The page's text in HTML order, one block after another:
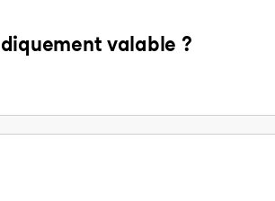
valable ?